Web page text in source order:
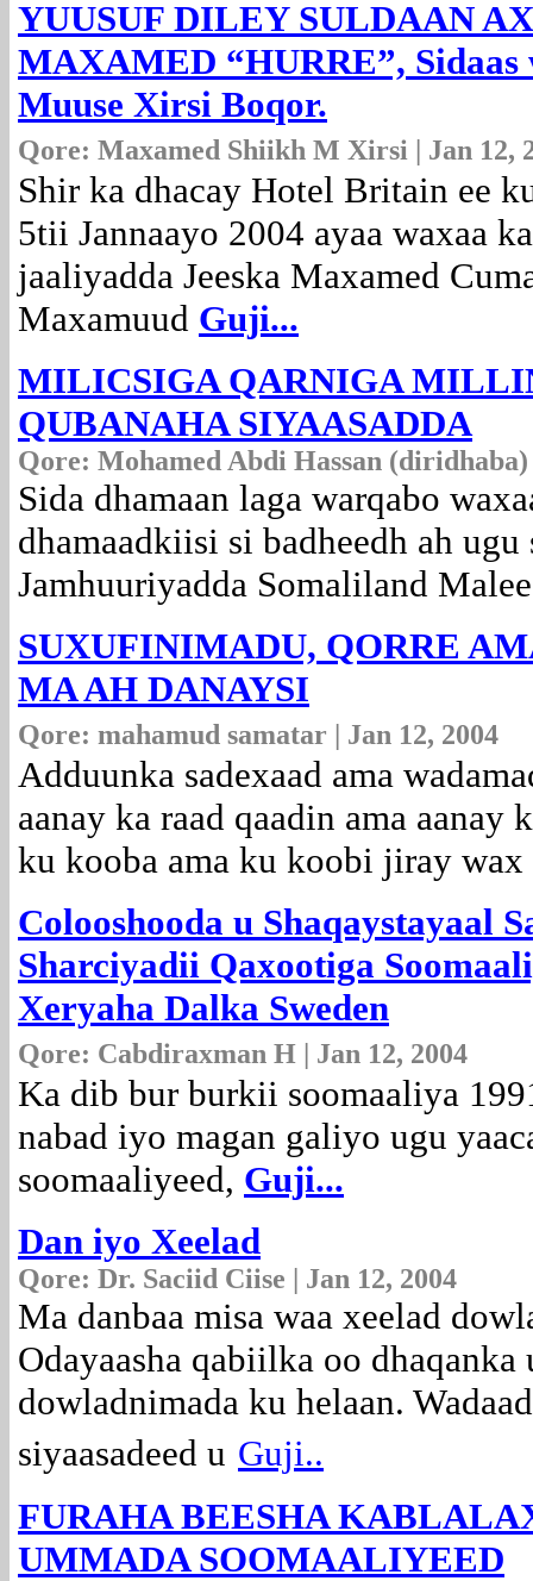
YUUSUF DILEY SULDAAN
MAXAMED “HURRE”, Sidaas
Muuse Xirsi Boqor.
Qore: Maxamed Shiikh M Xirsi | Jan 12,
Shir ka dhacay Hotel Britain ee
5tii Jannaayo 2004 ayaa waxaa
jaaliyadda Jeeska Maxamed
Maxamuud Guji...
MILICSIGA QARNIGA
QUBANAHA SIYAASADDA
Qore: Mohamed Abdi Hassan (diridhaba)
Sida dhamaan laga warqabo
dhamaadkiisi si badheedh ah
Jamhuuriyadda Somaliland
SUXUFINIMADU, QORRE
MA AH DANAYSI
Qore: mahamud samatar | Jan 12, 2004
Adduunka sadexaad ama
aanay ka raad qaadin ama aanay
ku kooba ama ku koobi jiray wax
Colooshooda u Shaqaystayaal
Sharciyadii Qaxootiga
Xeryaha Dalka Sweden
Qore: Cabdiraxman H | Jan 12, 2004
Ka dib bur burkii soomaaliya
nabad iyo magan galiyo ugu
soomaaliyeed, Guji...
Dan iyo Xeelad
Qore: Dr. Saciid Ciise | Jan 12, 2004
Ma danbaa misa waa xeelad
Odayaasha qabiilka oo dhaqanka
dowladnimada ku helaan.
siyaasadeed u Guji..
FURAHA BEESHA
UMMADA SOOMAALIYEED